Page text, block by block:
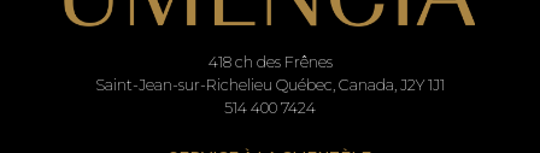
418 ch des Frênes
Saint-Jean-sur-Richelieu Québec, Canada, J2Y 1J1
514 400 7424